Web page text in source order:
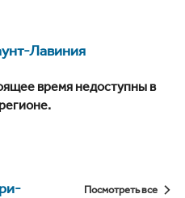
Лавиния
время недоступны в
Посмотреть все